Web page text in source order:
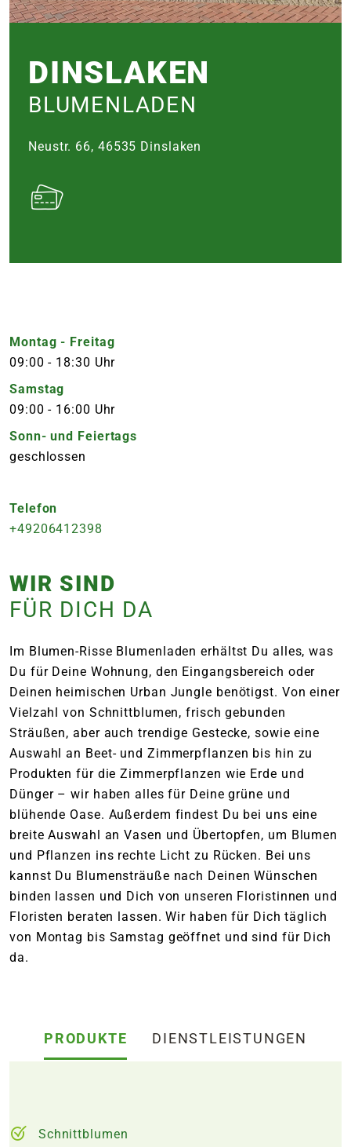
DINS­LAKEN
BLUMENLADEN
Neustr. 66, 46535 Dins­laken
Montag - Freitag
09:00 - 18:30 Uhr
Samstag
09:00 - 16:00 Uhr
Sonn- und Feiertags
geschlossen
Telefon
+49206412398
WIR SIND
FÜR DICH DA
Im Blumen-Risse Blumenladen erhältst Du alles, was
Du für Deine Wohnung, den Eingangsbereich oder
Deinen heimischen Urban Jungle benötigst. Von einer
Vielzahl von Schnittblumen, frisch gebunden
Sträußen, aber auch trendige Gestecke, sowie eine
Auswahl an Beet- und Zimmerpflanzen bis hin zu
Produkten für die Zimmerpflanzen wie Erde und
Dünger – wir haben alles für Deine grüne und
blühende Oase. Außerdem findest Du bei uns eine
breite Auswahl an Vasen und Übertopfen, um Blumen
und Pflanzen ins rechte Licht zu Rücken. Bei uns
kannst Du Blumensträuße nach Deinen Wünschen
binden lassen und Dich von unseren Floristinnen und
Floristen beraten lassen. Wir haben für Dich täglich
von Montag bis Samstag geöffnet und sind für Dich
da.
PRODUKTE DIENSTLEISTUNGEN
Schnittblumen